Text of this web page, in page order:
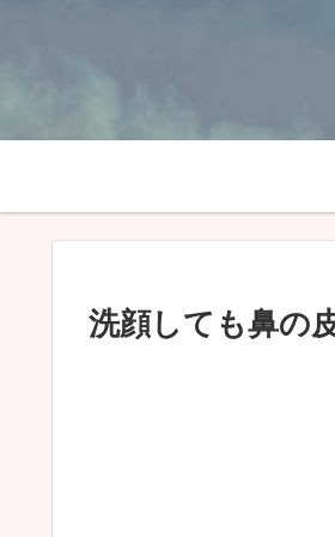
洗顔しても鼻の